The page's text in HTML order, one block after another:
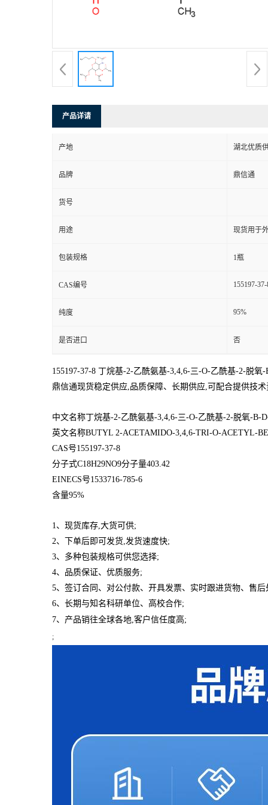
产品详请
产地 湖北优质
品牌 鼎信通
货号
用途 现货用于
包装规格 1瓶
CAS编号 155197-37-
纯度 95%
是否进口 否
155197-37-8 丁烷基-2-乙酰氨基-3,4,6-三-O-乙酰基-2-
鼎信通现货稳定供应,品质保障、长期供应,可配合提供技术
中文名称丁烷基-2-乙酰氨基-3,4,6-三-O-乙酰基-2-脱氧-Β-
英文名称BUTYL 2-ACETAMIDO-3,4,6-TRI-O-ACETYL-
CAS号155197-37-8
分子式C18H29NO9分子量403.42
EINECS号1533716-785-6
含量95%
1、现货库存,大货可供;
2、下单后即可发货,发货速度快;
3、多种包装规格可供您选择;
4、品质保证、优质服务;
5、签订合同、对公付款、开具发票、实时跟进货物、售后
6、长期与知名科研单位、高校合作;
7、产品销往全球各地,客户信任度高;
;